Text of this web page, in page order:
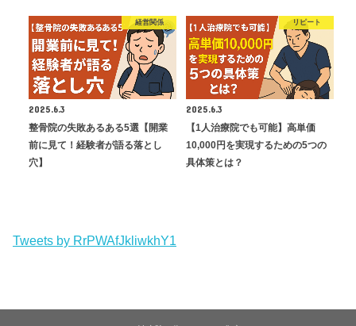
経営関係
2025.6.3
整骨院の失敗あるある5選【開業
前に見て！経験者が語る落とし
穴】
リピート
2025.6.3
【1人治療院でも可能】高単価
10,000円を実現するための5つの
具体策とは？
Tweets by RrPWAfJkliwkhY1